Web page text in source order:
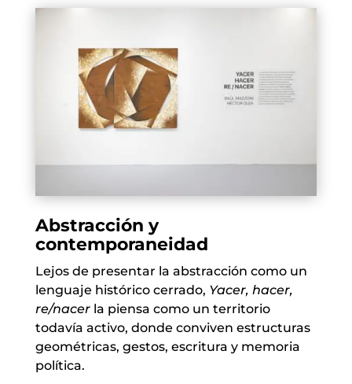
Abstracción y
contemporaneidad
Lejos de presentar la abstracción como un
lenguaje histórico cerrado, Yacer, hacer,
re/nacerla piensa como un territorio
todavía activo, donde conviven estructuras
geométricas, gestos, escritura y memoria
política.